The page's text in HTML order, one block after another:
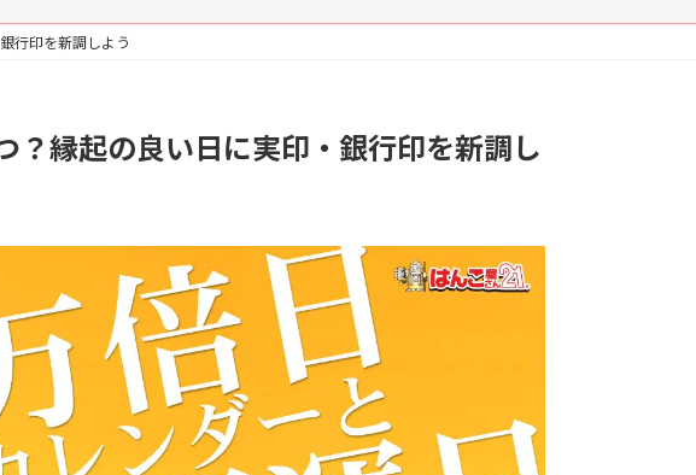
行印を新調しよう
？縁起の良い日に実印・銀行印を新調し